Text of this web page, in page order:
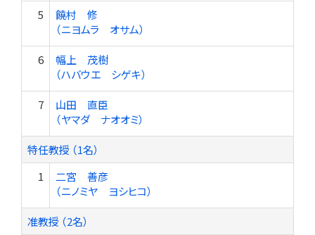
5
饒村 修
（ニヨムラ オサム）
6
幅上 茂樹
（ハバウエ シゲキ）
7
山田 直臣
（ヤマダ ナオオミ）
特任教授 （1名）
1
二宮 善彦
（ニノミヤ ヨシヒコ）
准教授 （2名）